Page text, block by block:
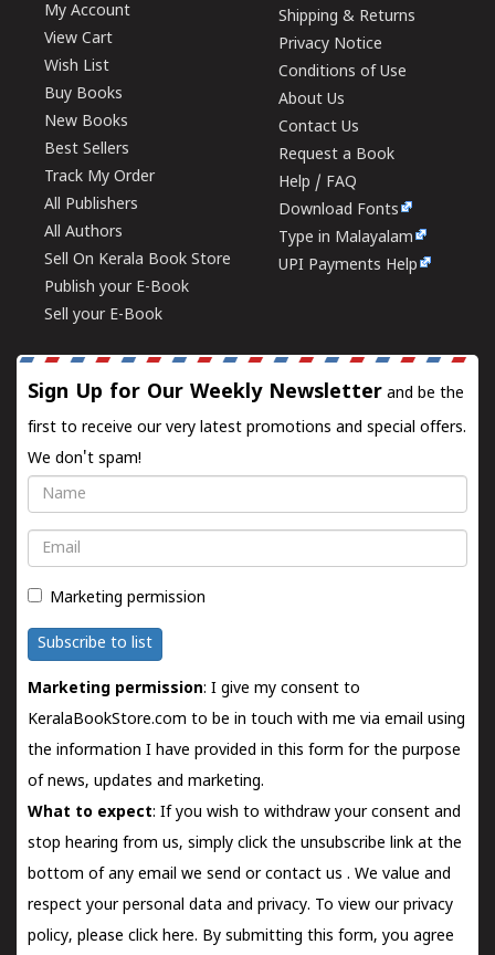
My Account
View Cart
Wish List
Buy Books
New Books
Best Sellers
Track My Order
All Publishers
All Authors
Sell On Kerala Book Store
Publish your E-Book
Sell your E-Book
Shipping & Returns
Privacy Notice
Conditions of Use
About Us
Contact Us
Request a Book
Help / FAQ
Download Fonts
Type in Malayalam
UPI Payments Help
Sign Up for Our Weekly Newsletter and be the
first to receive our very latest promotions and special offers.
We don't spam!
Name
Email
Marketing permission
Subscribe to list
Marketing permission: I give my consent to
KeralaBookStore.com to be in touch with me via email using
the information I have provided in this form for the purpose
of news, updates and marketing.
What to expect: If you wish to withdraw your consent and
stop hearing from us, simply click the unsubscribe link at the
bottom of any email we send orcontact us . We value and
respect your personal data and privacy. To view our privacy
policy, please click here. By submitting this form, you agree